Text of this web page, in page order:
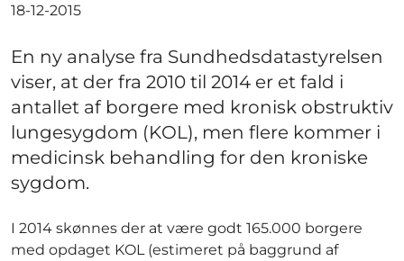
18-12-2015
En ny analyse fra Sundhedsdatastyrelsen
viser, at der fra 2010 til 2014 er et fald i
antallet af borgere med kronisk obstruktiv
lungesygdom (KOL), men flere kommer i
medicinsk behandling for den kroniske
sygdom.
I 2014 skønnes der at være godt 165.000 borgere
med opdaget KOL (estimeret på baggrund af